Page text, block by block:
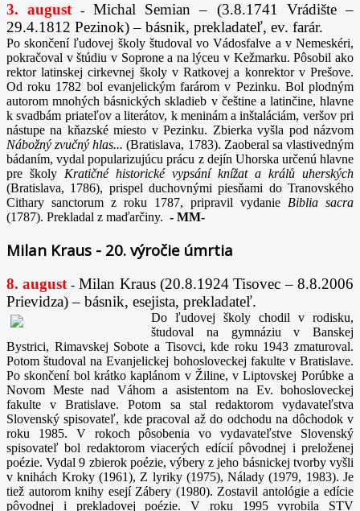
3. august -Michal Semian – (3.8.1741 Vrádište –
29.4.1812 Pezinok) – básnik, prekladateľ, ev. farár.
Po skončení ľudovej školy študoval vo Vádosfalve a v Nemeskéri,
pokračoval v štúdiu v Soprone a na lýceu v Kežmarku. Pôsobil ako
rektor latinskej cirkevnej školy v Ratkovej a konrektor v Prešove.
Od roku 1782 bol evanjelickým farárom v Pezinku. Bol plodným
autorom mnohých básnických skladieb v češtine a latinčine, hlavne
k svadbám priateľov a literátov, k meninám a inštaláciám, veršov pri
nástupe na kňazské miesto v Pezinku. Zbierka vyšla pod názvom
Nábožný zvučný hlas...(Bratislava, 1783). Zaoberal sa vlastivedným
bádaním, vydal popularizujúcu prácu z dejín Uhorska určenú hlavne
pre školy Kratičné historické vypsání knížat a králů uherských
(Bratislava, 1786), prispel duchovnými piesňami do Tranovského
Cithary sanctorum z roku 1787, pripravil vydanie Biblia sacra
(1787). Prekladal z maďarčiny. - MM-
Milan Kraus - 20. výročie úmrtia
8. august -Milan Kraus (20.8.1924 Tisovec – 8.8.2006
Prievidza) – básnik, esejista, prekladateľ.
Do ľudovej školy chodil v rodisku,
študoval na gymnáziu v Banskej
Bystrici, Rimavskej Sobote a Tisovci, kde roku 1943 zmaturoval.
Potom študoval na Evanjelickej bohosloveckej fakulte v Bratislave.
Po skončení bol krátko kaplánom v Žiline, v Liptovskej Porúbke a
Novom Meste nad Váhom a asistentom na Ev. bohosloveckej
fakulte v Bratislave. Potom sa stal redaktorom vydavateľstva
Slovenský spisovateľ, kde pracoval až do odchodu na dôchodok v
roku 1985. V rokoch pôsobenia vo vydavateľstve Slovenský
spisovateľ bol redaktorom viacerých edícií pôvodnej i preloženej
poézie. Vydal 9 zbierok poézie, výbery z jeho básnickej tvorby vyšli
v knihách Kroky (1961), Z lyriky (1975), Nálady (1979, 1983). Je
tiež autorom knihy esejí Zábery (1980). Zostavil antológie a edície
pôvodnej i prekladovej poézie. V roku 1995 vyrobila STV